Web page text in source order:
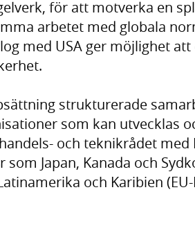
för att motverka en
arbetet med globala
med USA ger möjlighet
strukturerade
som kan utvecklas
och teknikrådet med
Japan, Kanada och
och Karibien